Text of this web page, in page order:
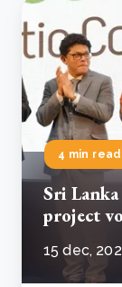
4 min read
Sri
project
15 dec,